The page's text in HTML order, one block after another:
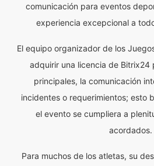
comunicación para eventos
experiencia excepcional a
El equipo organizador de los
adquirir una licencia de Bitrix24
principales, la comunicación
incidentes o requerimientos; esto
el evento se cumpliera a
acordados.
Para muchos de los atletas, su